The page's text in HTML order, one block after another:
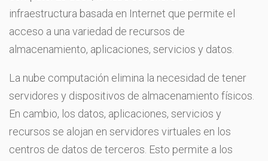
infraestructura basada en Internet que permite el
acceso a una variedad de recursos de
almacenamiento, aplicaciones, servicios y datos.
La nube computación elimina la necesidad de tener
servidores y dispositivos de almacenamiento físicos.
En cambio, los datos, aplicaciones, servicios y
recursos se alojan en servidores virtuales en los
centros de datos de terceros. Esto permite a los